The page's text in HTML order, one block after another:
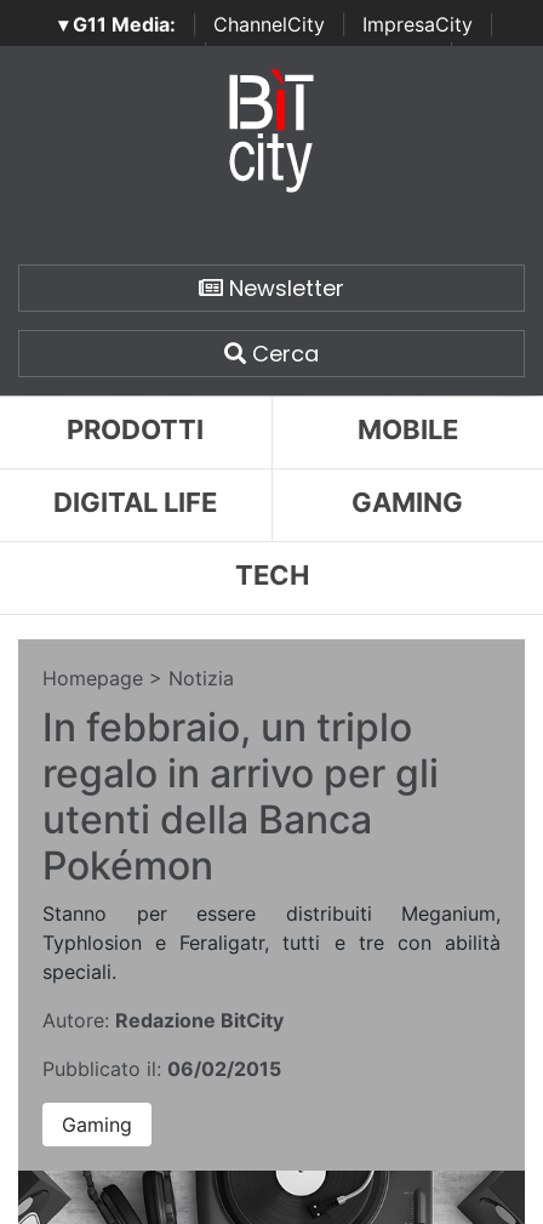
▾ G11 Media: ChannelCity ImpresaCity
SecurityOpenLab | Italian Channel Awards | Italian
Italian Security Awards
Newsletter
Cerca
PRODOTTI MOBILE
DIGITAL LIFE GAMING
TECH
Homepage > Notizia
In febbraio, un triplo
regalo in arrivo per gli
utenti della Banca
Pokémon
Stanno per essere distribuiti Meganium,
Typhlosion e Feraligatr, tutti e tre con abilità
speciali.
Autore: Redazione BitCity
Pubblicato il: 06/02/2015
Gaming